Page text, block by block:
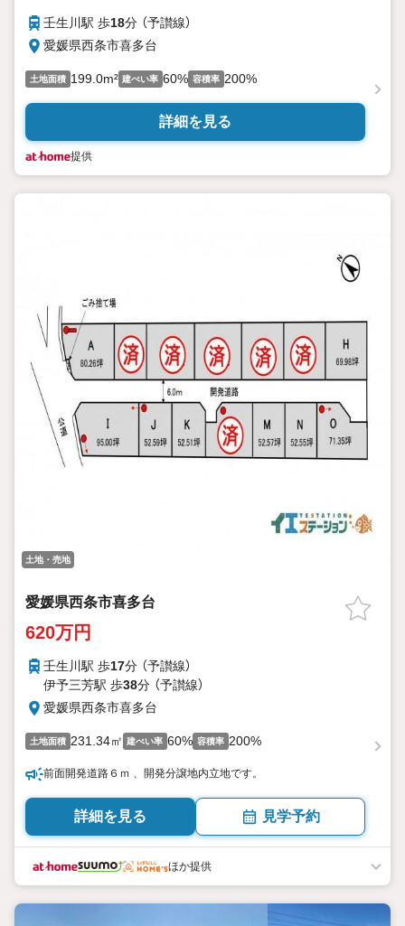
壬生川駅 歩18分 （予讃線）
愛媛県西条市喜多台
土地面積 199.0m² 建ぺい率 60% 容積率 200%
詳細を見る
提供
土地・売地
愛媛県西条市喜多台
620万円
壬生川駅 歩17分 （予讃線）
伊予三芳駅 歩38分 （予讃線）
愛媛県西条市喜多台
土地面積 231.34㎡ 建ぺい率 60% 容積率 200%
前面開発道路６ｍ 、開発分譲地内立地です。
詳細を見る 見学予約
ほか提供